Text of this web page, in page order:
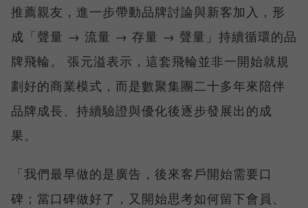
推薦親友，進一步帶動品牌討論與新客加入，形
成「聲量 → 流量 → 存量 → 聲量」持續循環的品
牌飛輪。 張元溢表示，這套飛輪並非一開始就規
劃好的商業模式，而是數聚集團二十多年來陪伴
品牌成長、持續驗證與優化後逐步發展出的成
果。
「我們最早做的是廣告，後來客戶開始需要口
碑；當口碑做好了，又開始思考如何留下會員、